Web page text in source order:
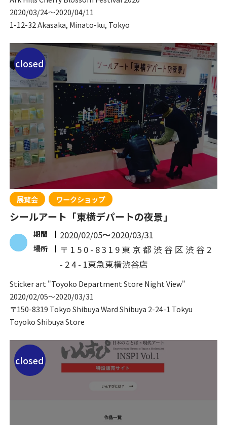
2020/03/24〜2020/04/11
1-12-32 Akasaka, Minato-ku, Tokyo
closed
展覧会 ワークショップ
シールアート「東横デパートの夜景」
期間 2020/02/05〜2020/03/31
場所
〒 1 5 0 - 8 3 1 9 東 京 都 渋 谷 区 渋 谷 2
- 2 4 - 1東急東横渋谷店
Sticker art "Toyoko Department Store Night View"
2020/02/05〜2020/03/31
〒150-8319 Tokyo Shibuya Ward Shibuya 2-24-1 Tokyu
Toyoko Shibuya Store
closed